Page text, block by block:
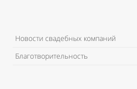
Новости свадебных компаний
Благотворительность